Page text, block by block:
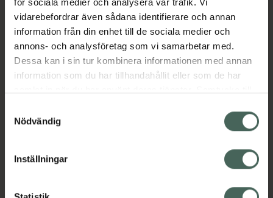
för sociala medier och analysera vår trafik. Vi
vidarebefordrar även sådana identifierare och annan
information från din enhet till de sociala medier och
annons- och analysföretag som vi samarbetar med.
Dessa kan i sin tur kombinera informationen med annan
information som du har tillhandahållit eller som de har
återkalla ditt samtycke via webbplatsens
cookieinställningar. Ett återkallat samtycke påverkar inte
lagligheten av behandling som skett innan återkallelsen.
Nödvändig
Inställningar
Läs alltid bipacksedeln innan
användning.
EAN:
03838989779269